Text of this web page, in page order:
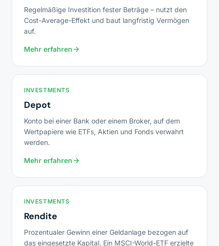
Regelmäßige Investition fester Beträge – nutzt den
Cost-Average-Effekt und baut langfristig Vermögen
auf.
Mehr erfahren
INVESTMENTS
Depot
Konto bei einer Bank oder einem Broker, auf dem
Wertpapiere wie ETFs, Aktien und Fonds verwahrt
werden.
Mehr erfahren
INVESTMENTS
Rendite
Prozentualer Gewinn einer Geldanlage bezogen auf
das eingesetzte Kapital. Ein MSCI-World-ETF erzielte